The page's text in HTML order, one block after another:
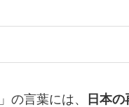
の言葉には、 日本